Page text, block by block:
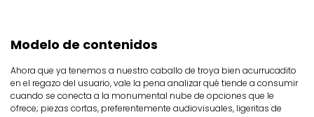
Modelo de contenidos
Ahora que ya tenemos a nuestro caballo de troya bien acurrucadito
en el regazo del usuario, vale la pena analizar qué tiende a consumir
cuando se conecta a la monumental nube de opciones que le
ofrece; piezas cortas, preferentemente audiovisuales, ligeritas de